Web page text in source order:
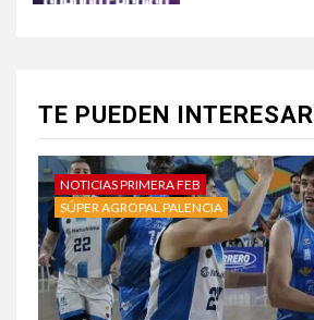
TE PUEDEN INTERESAR
NOTICIAS PRIMERA FEB
SÚPER AGROPAL PALENCIA